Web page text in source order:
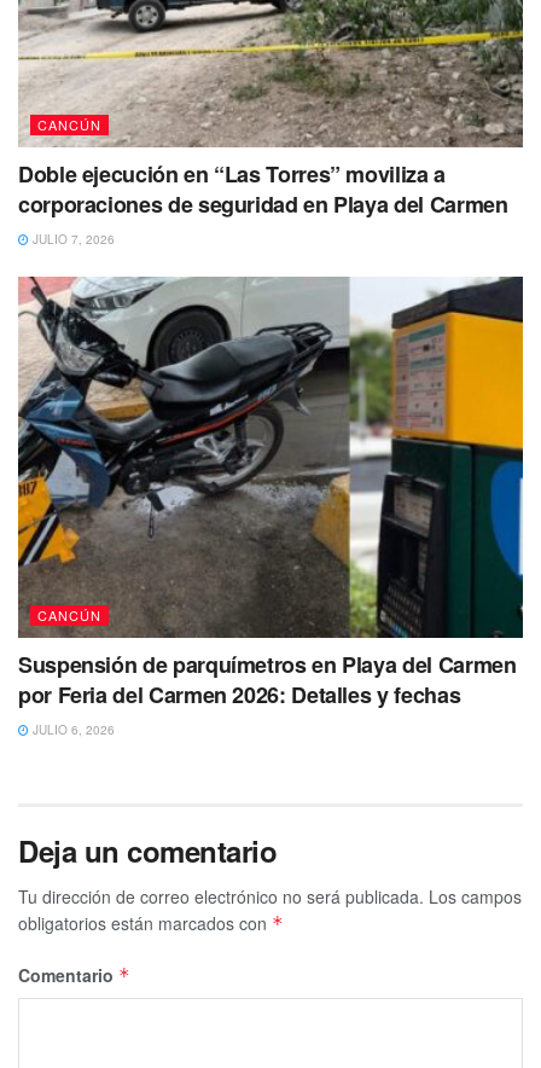
CANCÚN
Doble ejecución en “Las Torres” moviliza a
corporaciones de seguridad en Playa del Carmen
JULIO 7, 2026
CANCÚN
Suspensión de parquímetros en Playa del Carmen
por Feria del Carmen 2026: Detalles y fechas
JULIO 6, 2026
Deja un comentario
Tu dirección de correo electrónico no será publicada. Los campos
obligatorios están marcados con *
Comentario *